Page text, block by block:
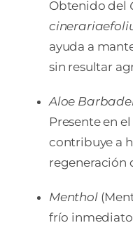
Obtenido del
ayuda a
sin resultar
Aloe
Presente en
contribuye a
regeneración
Menthol
frío inmediato